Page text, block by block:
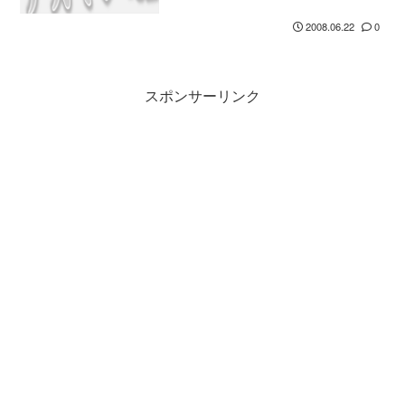
2008.06.22 0
スポンサーリンク